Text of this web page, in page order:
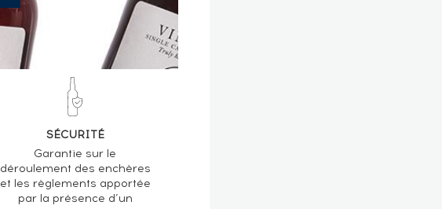
SÉCURITÉ
Garantie sur le
déroulement des enchères
et les règlements apportée
par la présence d’un